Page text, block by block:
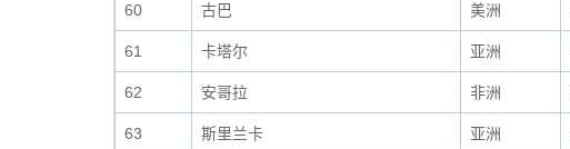
60 古巴 美洲
61 卡塔尔 亚洲
62 安哥拉 非洲
63 斯里兰卡 亚洲